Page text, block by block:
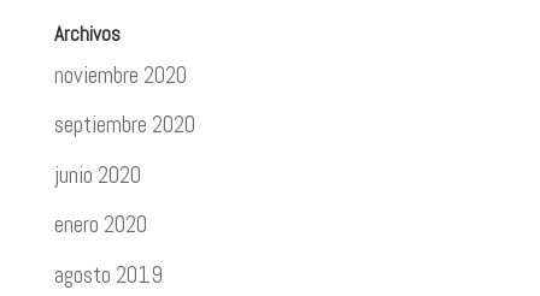
Archivos
noviembre 2020
septiembre 2020
junio 2020
enero 2020
agosto 2019